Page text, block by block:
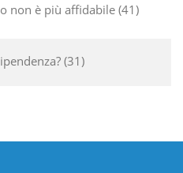
non è più affidabile 41
31